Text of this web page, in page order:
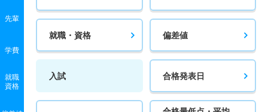
先輩
学費
就職
資格
就職・資格 偏差値
入試 合格発表日